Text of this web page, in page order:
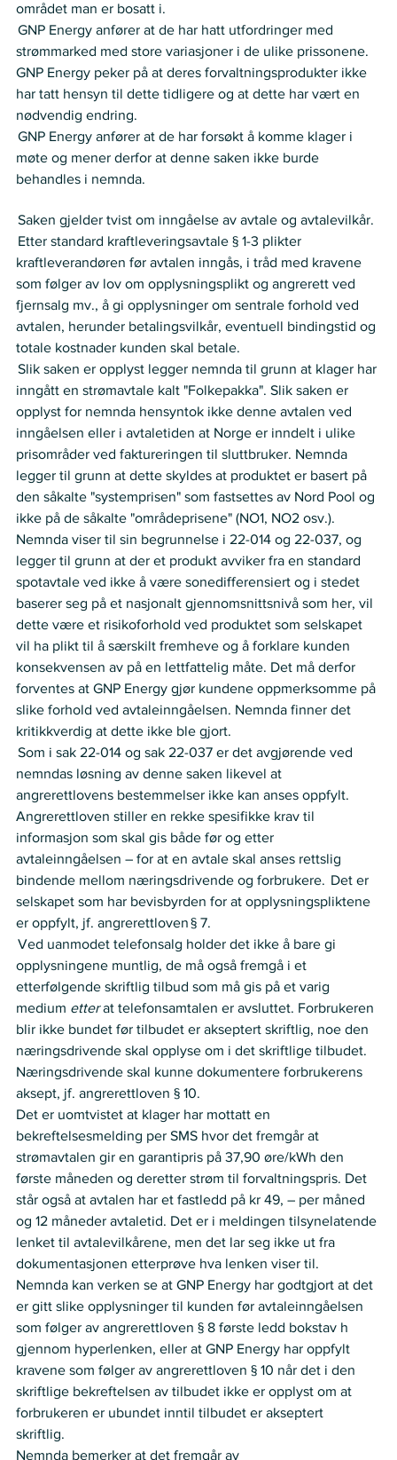
området man er bosatt i.
GNP Energy anfører at de har hatt utfordringer med
strømmarked med store variasjoner i de ulike prissonene.
GNP Energy peker på at deres forvaltningsprodukter ikke
har tatt hensyn til dette tidligere og at dette har vært en
nødvendig endring.
GNP Energy anfører at de har forsøkt å komme klager i
møte og mener derfor at denne saken ikke burde
behandles i nemnda.
Saken gjelder tvist om inngåelse av avtale og avtalevilkår.
Etter standard kraftleveringsavtale § 1-3 plikter
kraftleverandøren før avtalen inngås, i tråd med kravene
som følger av lov om opplysningsplikt og angrerett ved
fjernsalg mv., å gi opplysninger om sentrale forhold ved
avtalen, herunder betalingsvilkår, eventuell bindingstid og
totale kostnader kunden skal betale.
Slik saken er opplyst legger nemnda til grunn at klager har
inngått en strømavtale kalt "Folkepakka". Slik saken er
opplyst for nemnda hensyntok ikke denne avtalen ved
inngåelsen eller i avtaletiden at Norge er inndelt i ulike
prisområder ved faktureringen til sluttbruker. Nemnda
legger til grunn at dette skyldes at produktet er basert på
den såkalte "systemprisen" som fastsettes av Nord Pool og
ikke på de såkalte "områdeprisene" (NO1, NO2 osv.).
Nemnda viser til sin begrunnelse i 22-014 og 22-037, og
legger til grunn at der et produkt avviker fra en standard
spotavtale ved ikke å være sonedifferensiert og i stedet
baserer seg på et nasjonalt gjennomsnittsnivå som her, vil
dette være et risikoforhold ved produktet som selskapet
vil ha plikt til å særskilt fremheve og å forklare kunden
konsekvensen av på en lettfattelig måte. Det må derfor
forventes at GNP Energy gjør kundene oppmerksomme på
slike forhold ved avtaleinngåelsen. Nemnda finner det
kritikkverdig at dette ikke ble gjort.
Som i sak 22-014 og sak 22-037 er det avgjørende ved
nemndas løsning av denne saken likevel at
angrerettlovens bestemmelser ikke kan anses oppfylt.
Angrerettloven stiller en rekke spesifikke krav til
informasjon som skal gis både før og etter
avtaleinngåelsen – for at en avtale skal anses rettslig
bindende mellom næringsdrivende og forbrukere.  Det er
selskapet som har bevisbyrden for at opplysningspliktene
er oppfylt, jf. angrerettloven § 7.
Ved uanmodet telefonsalg holder det ikke å bare gi
opplysningene muntlig, de må også fremgå i et
etterfølgende skriftlig tilbud som må gis på et varig
medium etter at telefonsamtalen er avsluttet. Forbrukeren
blir ikke bundet før tilbudet er akseptert skriftlig, noe den
næringsdrivende skal opplyse om i det skriftlige tilbudet.
Næringsdrivende skal kunne dokumentere forbrukerens
aksept, jf. angrerettloven § 10.
Det er uomtvistet at klager har mottatt en
bekreftelsesmelding per SMS hvor det fremgår at
strømavtalen gir en garantipris på 37,90 øre/kWh den
første måneden og deretter strøm til forvaltningspris. Det
står også at avtalen har et fastledd på kr 49, – per måned
og 12 måneder avtaletid. Det er i meldingen tilsynelatende
lenket til avtalevilkårene, men det lar seg ikke ut fra
dokumentasjonen etterprøve hva lenken viser til.
Nemnda kan verken se at GNP Energy har godtgjort at det
er gitt slike opplysninger til kunden før avtaleinngåelsen
som følger av angrerettloven § 8 første ledd bokstav h
gjennom hyperlenken, eller at GNP Energy har oppfylt
kravene som følger av angrerettloven § 10 når det i den
skriftlige bekreftelsen av tilbudet ikke er opplyst om at
forbrukeren er ubundet inntil tilbudet er akseptert
skriftlig.
Nemnda bemerker at det fremgår av